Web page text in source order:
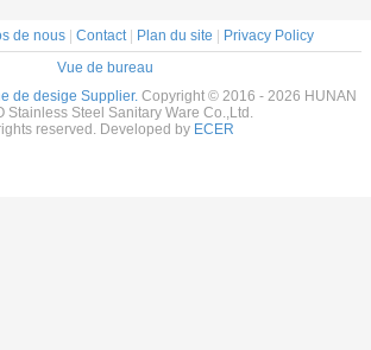
de nous | Contact| Plan du site | Privacy Policy
Vue de bureau
de desige Supplier. Copyright © 2016 - 2026 HUNAN
Stainless Steel Sanitary Ware Co.,Ltd.
reserved. Developed by ECER